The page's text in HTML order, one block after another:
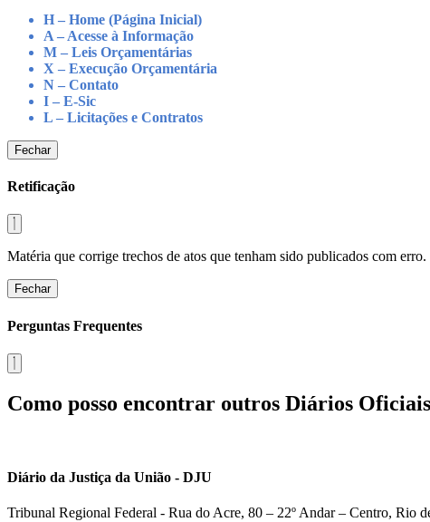
H – Home (Página Inicial)
A – Acesse à Informação
M – Leis Orçamentárias
X – Execução Orçamentária
N – Contato
I – E-Sic
L – Licitações e Contratos
Fechar
Retificação
Matéria que corrige trechos de atos que tenham sido publicados com
Fechar
Perguntas Frequentes
Como posso encontrar outros Diários
Diário da Justiça da União - DJU
Tribunal Regional Federal - Rua do Acre, 80 – 22º Andar – Centro, Rio